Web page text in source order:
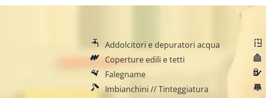
Addolcitori e depuratori acqua
Coperture edili e tetti
Falegname
Imbianchini // Tinteggiatura